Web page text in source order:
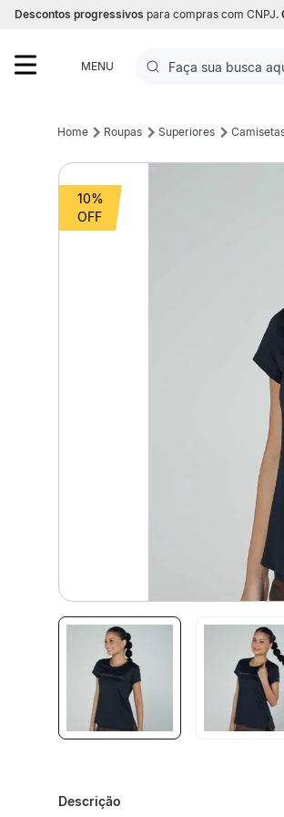
Descontos progressivos para compras com CNPJ.
MENU
Faça sua busca aqui
1ºFutebol
Roupas Superiores
10%
Descrição